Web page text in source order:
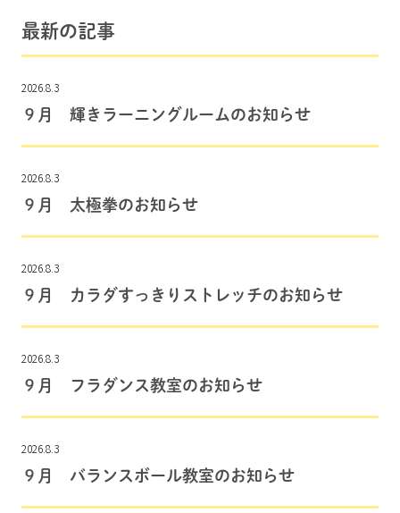
最新の記事
2026.8.3
９月 輝きラーニングルームのお知らせ
2026.8.3
９月 太極拳のお知らせ
2026.8.3
９月 カラダすっきりストレッチのお知らせ
2026.8.3
９月 フラダンス教室のお知らせ
2026.8.3
９月 バランスボール教室のお知らせ